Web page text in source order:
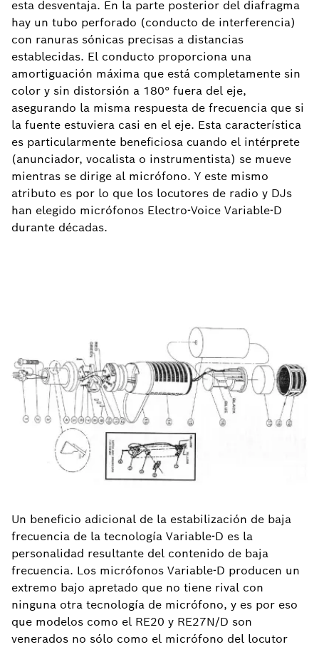
esta desventaja. En la parte posterior del diafragma
hay un tubo perforado (conducto de interferencia)
con ranuras sónicas precisas a distancias
establecidas. El conducto proporciona una
amortiguación máxima que está completamente sin
color y sin distorsión a 180° fuera del eje,
asegurando la misma respuesta de frecuencia que si
la fuente estuviera casi en el eje. Esta característica
es particularmente beneficiosa cuando el intérprete
(anunciador, vocalista o instrumentista) se mueve
mientras se dirige al micrófono. Y este mismo
atributo es por lo que los locutores de radio y DJs
han elegido micrófonos Electro-Voice Variable-D
durante décadas.
Un beneficio adicional de la estabilización de baja
frecuencia de la tecnología Variable-D es la
personalidad resultante del contenido de baja
frecuencia. Los micrófonos Variable-D producen un
extremo bajo apretado que no tiene rival con
ninguna otra tecnología de micrófono, y es por eso
que modelos como el RE20 y RE27N/D son
venerados no sólo como el micrófono del locutor